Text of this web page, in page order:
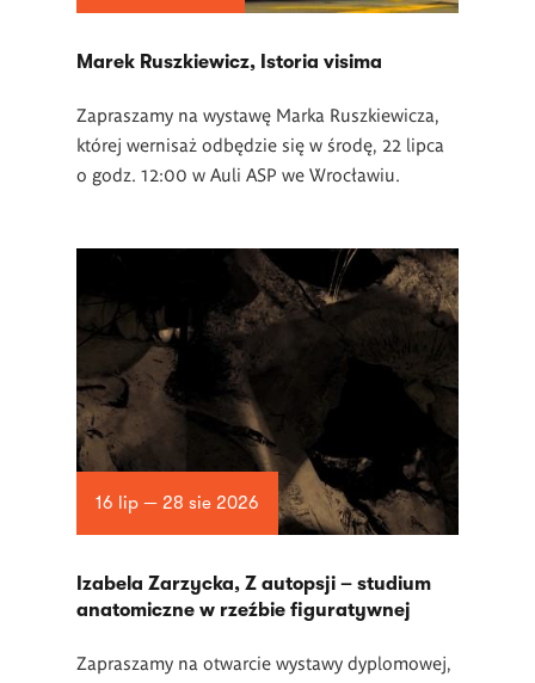
Marek Ruszkiewicz, Istoria visima
Zapraszamy na wystawę Marka Ruszkiewicza,
której wernisaż odbędzie się w środę, 22 lipca
o godz. 12:00 w Auli ASP we Wrocławiu.
16 lip — 28 sie 2026
Izabela Zarzycka, Z autopsji – studium
anatomiczne w rzeźbie figuratywnej
Zapraszamy na otwarcie wystawy dyplomowej,